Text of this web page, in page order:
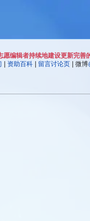
愿编辑者持续地建设更新完善
资助百科 留言讨论页 | 微博